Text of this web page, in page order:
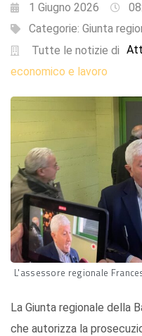
1 Giugno 2026
Categorie: Giunta
Tutte le notizie di
economico e lavoro
L'assessore regionale
La Giunta regionale della
che autorizza la